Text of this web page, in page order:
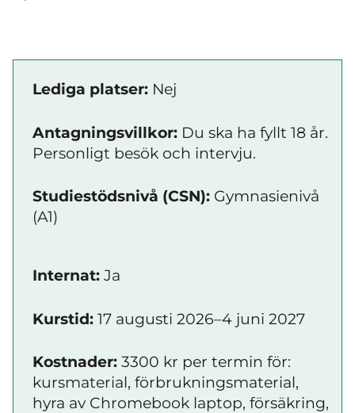
Lediga platser: Nej
Antagningsvillkor: Du ska ha fyllt 18 år.
Personligt besök och intervju.
Studiestödsnivå (CSN): Gymnasienivå
(A1)
Internat: Ja
Kurstid: 17 augusti 2026–4 juni 2027
Kostnader: 3300 kr per termin för:
kursmaterial, förbrukningsmaterial,
hyra av Chromebook laptop, försäkring,